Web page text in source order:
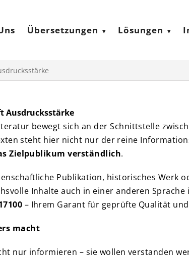
Übersetzungen Lösungen
Ausdrucksstärke
bewegt sich an der Schnittstelle
steht hier nicht nur der reine
Zielpublikum verständlich.
Publikation, historisches Werk
Inhalte auch in einer anderen
– Ihrem Garant für geprüfte Qualität
macht
nur informieren – sie wollen verstanden